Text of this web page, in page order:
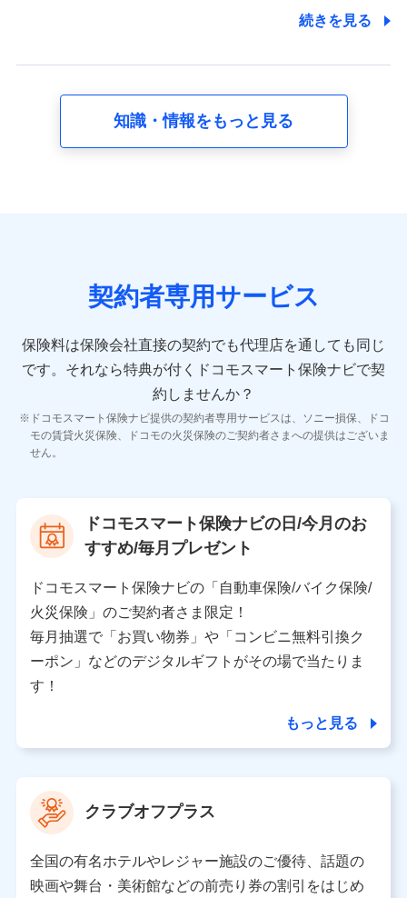
8.取引先個人情報
取引先としての選定業務、営業情報の提供業務、契約締結手
10.受託業務の 個人情報
11.マイカー通勤管理クラウド並びに法人向けASPサー
ビスに関してのお問い合わせ情報
各種お問い合わせに対応するため
当社のサービスに関する情報提供や、皆様に有用なお知らせ
をお送りするため
当社の対応品質向上やお問い合わせ内容の正確な把握のため
個人情報保護管理者の職名、連絡先
〒103-0013 東京都中央区日本橋人形町2-14-10 アー
バンネット日本橋ビル 3F
株式会社ドコモ・インシュアランス
個人情報の第三者提供について
当社は利用目的の達成に必要な範囲内において個人情報
の取り扱いの全部または一部を委託する場合がありま
す。
個人データの共同利用
続きを見る
知識・情報をもっと見る
契約者専用サービス
保険料は保険会社直接の契約でも代理店を通しても同じ
です。 それなら特典が付くドコモスマート保険ナビで契
約しませんか？
ドコモスマート保険ナビ提供の契約者専用サービスは、ソニー損保、ドコ
モの賃貸火災保険、ドコモの火災保険のご契約者さまへの提供はございま
せん。
ドコモスマート保険ナビの日/今月のお
すすめ/毎月プレゼント
ドコモスマート保険ナビの「自動車保険/バイク保険/
火災保険」のご契約者さま限定！
毎月抽選で「お買い物券」や「コンビニ無料引換ク
ーポン」などのデジタルギフトがその場で当たりま
す！
もっと見る
クラブオフプラス
全国の有名ホテルやレジャー施設のご優待、話題の
映画や舞台・美術館などの前売り券の割引をはじめ